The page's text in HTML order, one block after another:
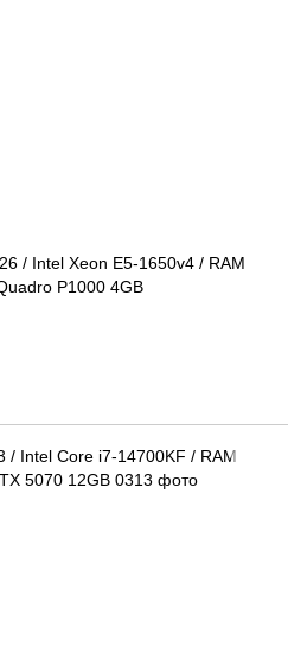
/ Intel Xeon E5-1650v4 / RAM
P1000 4GB